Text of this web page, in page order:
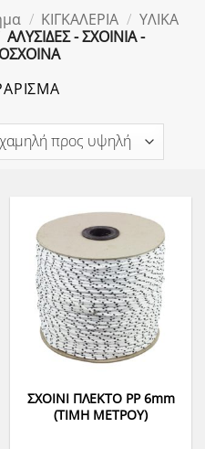
/ ΚΙΓΚΑΛΕΡΙΑ / ΥΛΙΚΑ
ΑΛΥΣΙΔΕΣ - ΣΧΟΙΝΙΑ -
ΣΧΟΙΝΙ ΠΛΕΚΤΟ PP 6mm
(ΤΙΜΗ ΜΕΤΡΟΥ)